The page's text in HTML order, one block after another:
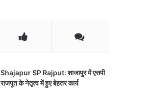
Shajapur SP Rajput: शाजापुर में एसपी
राजपूत के नेतृत्व में हुए बेहतर कार्य